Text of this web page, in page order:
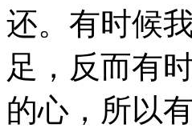
还。有时候
足，反而有
的心，所以